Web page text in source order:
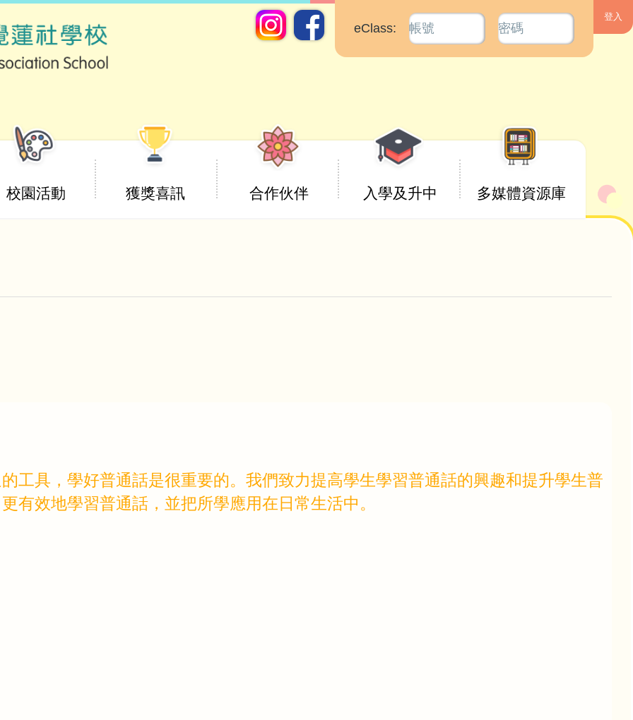
eClass:
校園活動 獲獎喜訊 合作伙伴 入學及升中 多媒體資源庫
工具，學好普通話是很重要的。我們致力提高學生學習普通話的興趣和提升學生普
有效地學習普通話，並把所學應用在日常生活中。